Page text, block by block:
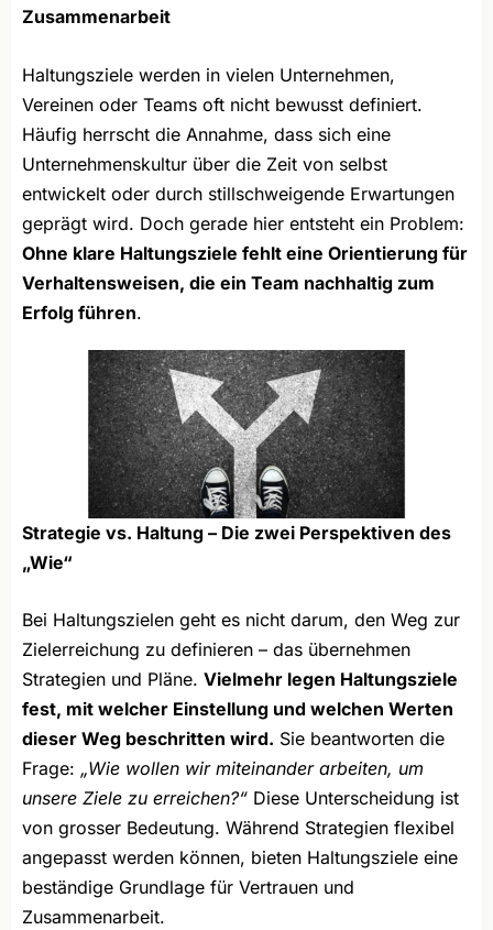
Zusammenarbeit
Haltungsziele werden in vielen Unternehmen,
Vereinen oder Teams oft nicht bewusst definiert.
Häufig herrscht die Annahme, dass sich eine
Unternehmenskultur über die Zeit von selbst
entwickelt oder durch stillschweigende Erwartungen
geprägt wird. Doch gerade hier entsteht ein Problem:
Ohne klare Haltungsziele fehlt eine Orientierung für
Verhaltensweisen, die ein Team nachhaltig zum
Erfolg führen.
Strategie vs. Haltung – Die zwei Perspektiven des
„Wie“
Bei Haltungszielen geht es nicht darum, den Weg zur
Zielerreichung zu definieren – das übernehmen
Strategien und Pläne. Vielmehr legen Haltungsziele
fest, mit welcher Einstellung und welchen Werten
dieser Weg beschritten wird. Sie beantworten die
Frage: „Wie wollen wir miteinander arbeiten, um
unsere Ziele zu erreichen?“ Diese Unterscheidung ist
von grosser Bedeutung. Während Strategien flexibel
angepasst werden können, bieten Haltungsziele eine
beständige Grundlage für Vertrauen und
Zusammenarbeit.